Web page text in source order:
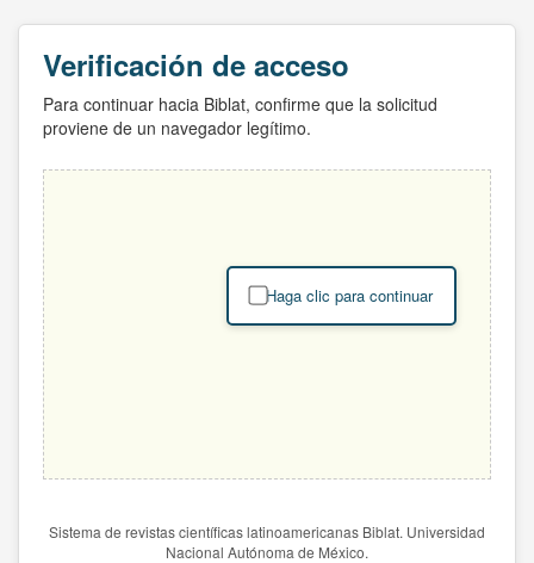
Verificación de acceso
Para continuar hacia Biblat, confirme que la solicitud
proviene de un navegador legítimo.
Haga clic para continuar
Sistema de revistas científicas latinoamericanas Biblat. Universidad
Nacional Autónoma de México.